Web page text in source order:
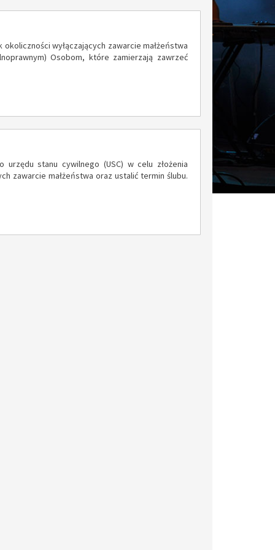
wyłączających zawarcie małżeństwa
Osobom, które zamierzają zawrzeć
stanu cywilnego (USC) w celu złożenia
zawarcie małżeństwa oraz ustalić termin ślubu.